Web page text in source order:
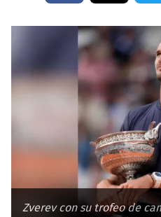
Zverev con su trofeo de